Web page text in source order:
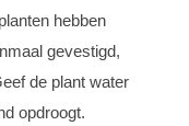
hebben
gevestigd,
de plant water
opdroogt.